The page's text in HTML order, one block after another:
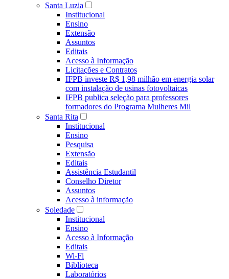
Santa Luzia
Institucional
Ensino
Extensão
Assuntos
Editais
Acesso à Informação
Licitações e Contratos
IFPB investe R$ 1,98 milhão em energia solar
com instalação de usinas fotovoltaicas
IFPB publica seleção para professores
formadores do Programa Mulheres Mil
Santa Rita
Institucional
Ensino
Pesquisa
Extensão
Editais
Assistência Estudantil
Conselho Diretor
Assuntos
Acesso à informação
Soledade
Institucional
Ensino
Acesso à Informação
Editais
Wi-Fi
Biblioteca
Laboratórios